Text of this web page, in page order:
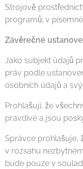
Strojově
programů; v
Závěrečné
Jako subjekt údajů
práv podle
osobních údajů a
Prohlašují, že
pravdivé a jsou
Správce prohlašuje,
v rozsahu
bude pouze v